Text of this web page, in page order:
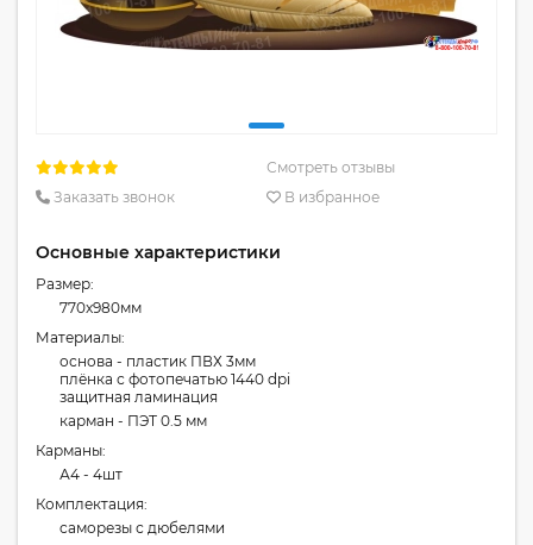
Смотреть отзывы
Заказать звонок
В избранное
Основные характеристики
Размер:
770x980мм
Материалы:
основа - пластик ПВХ 3мм
плёнка с фотопечатью 1440 dpi
защитная ламинация
карман - ПЭТ 0.5 мм
Карманы:
А4 - 4шт
Комплектация:
cаморезы с дюбелями